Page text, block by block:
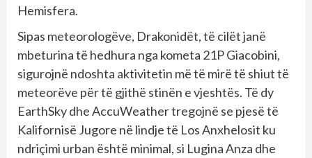
Hemisfera.
Sipas meteorologëve, Drakonidët, të cilët janë
mbeturina të hedhura nga kometa 21P Giacobini,
sigurojnë ndoshta aktivitetin më të mirë të shiut të
meteorëve për të gjithë stinën e vjeshtës. Të dy
EarthSky dhe AccuWeather tregojnë se pjesë të
Kalifornisë Jugore në lindje të Los Anxhelosit ku
ndriçimi urban është minimal, si Lugina Anza dhe